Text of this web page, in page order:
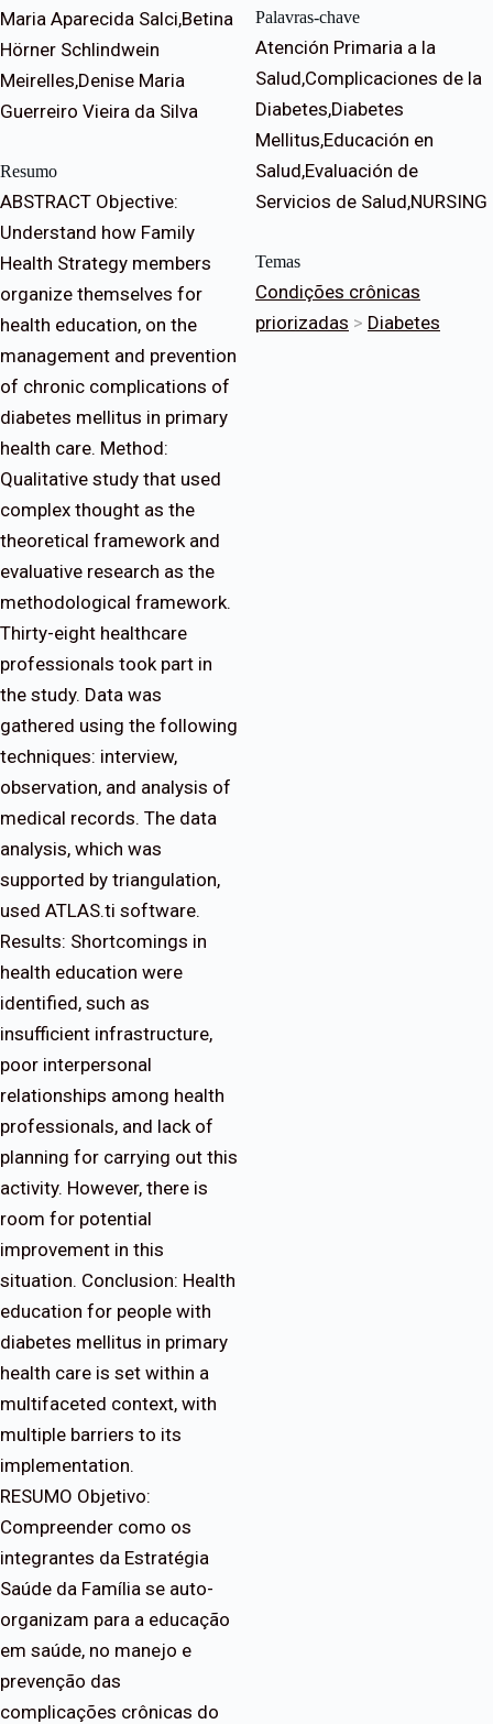
Maria Aparecida Salci,Betina
Hörner Schlindwein
Meirelles,Denise Maria
Guerreiro Vieira da Silva
Resumo
ABSTRACT Objective:
Understand how Family
Health Strategy members
organize themselves for
health education, on the
management and prevention
of chronic complications of
diabetes mellitus in primary
health care. Method:
Qualitative study that used
complex thought as the
theoretical framework and
evaluative research as the
methodological framework.
Thirty-eight healthcare
professionals took part in
the study. Data was
gathered using the following
techniques: interview,
observation, and analysis of
medical records. The data
analysis, which was
supported by triangulation,
used ATLAS.ti software.
Results: Shortcomings in
health education were
identified, such as
insufficient infrastructure,
poor interpersonal
relationships among health
professionals, and lack of
planning for carrying out this
activity. However, there is
room for potential
improvement in this
situation. Conclusion: Health
education for people with
diabetes mellitus in primary
health care is set within a
multifaceted context, with
multiple barriers to its
implementation.
RESUMO Objetivo:
Compreender como os
integrantes da Estratégia
Saúde da Família se auto-
organizam para a educação
em saúde, no manejo e
prevenção das
complicações crônicas do
Palavras-chave
Atención Primaria a la
Salud,Complicaciones de la
Diabetes,Diabetes
Mellitus,Educación en
Salud,Evaluación de
Servicios de Salud,NURSING
Temas
Condições crônicas
priorizadas > Diabetes